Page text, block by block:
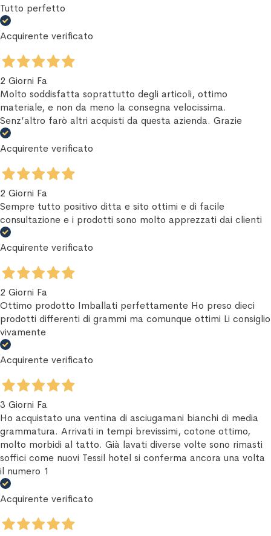
Tutto perfetto
Acquirente verificato
2 Giorni Fa
Molto soddisfatta soprattutto degli articoli, ottimo
materiale, e non da meno la consegna velocissima.
Senz’altro farò altri acquisti da questa azienda. Grazie
Acquirente verificato
2 Giorni Fa
Sempre tutto positivo ditta e sito ottimi e di facile
consultazione e i prodotti sono molto apprezzati dai clienti
Acquirente verificato
2 Giorni Fa
Ottimo prodotto Imballati perfettamente Ho preso dieci
prodotti differenti di grammi ma comunque ottimi Li consiglio
vivamente
Acquirente verificato
3 Giorni Fa
Ho acquistato una ventina di asciugamani bianchi di media
grammatura. Arrivati in tempi brevissimi, cotone ottimo,
molto morbidi al tatto. Già lavati diverse volte sono rimasti
soffici come nuovi Tessil hotel si conferma ancora una volta
il numero 1
Acquirente verificato